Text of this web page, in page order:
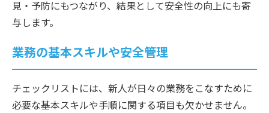
見・予防にもつながり、結果として安全性の向上にも寄
与します。
業務の基本スキルや安全管理
チェックリストには、新人が日々の業務をこなすために
必要な基本スキルや手順に関する項目も欠かせません。